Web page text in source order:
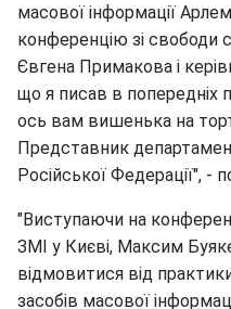
масової інформації
конференцію зі свободи
Євгена Примакова і
що я писав в попередніх
ось вам вишенька на
Представник
Російської Федерації", -
"Виступаючи на
ЗМІ у Києві, Максим
відмовитися від
засобів масової